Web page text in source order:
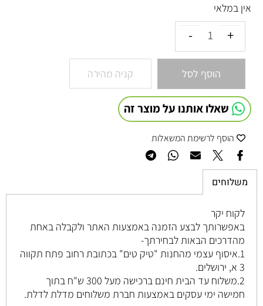
אין במלאי
הוסף לסל קניה מהירה
שאלו אותנו על מוצר זה
הוסף לרשימת המשאלות
משלוחים
לקוח יקר
באפשרותך לבצע הזמנה באמצעות האתר ולקבלה באחת
מהדרכים הבאות לבחירתך-
1.איסוף עצמי מהחנות "טיק טים" בכתובת רחוב
פתח תקווה
3 א, ירושלים
.
2.משלוח עד הבית חינם ברכישה מעל 300 ש"ח בתוך
חמישה ימי עסקים באמצעות חברת משלוחים מדלת לדלת.